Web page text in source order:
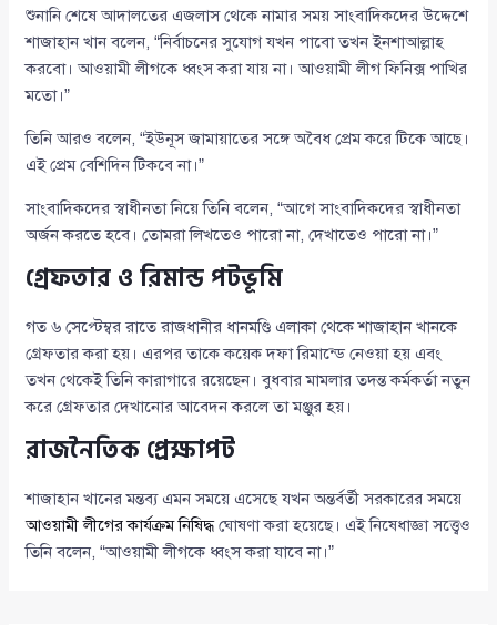
শুনানি শেষে আদালতের এজলাস থেকে নামার সময় সাংবাদিকদের উদ্দেশে
শাজাহান খান বলেন, “নির্বাচনের সুযোগ যখন পাবো তখন ইনশাআল্লাহ
করবো। আওয়ামী লীগকে ধ্বংস করা যায় না। আওয়ামী লীগ ফিনিক্স পাখির
মতো।”
তিনি আরও বলেন, “ইউনূস জামায়াতের সঙ্গে অবৈধ প্রেম করে টিকে আছে।
এই প্রেম বেশিদিন টিকবে না।”
সাংবাদিকদের স্বাধীনতা নিয়ে তিনি বলেন, “আগে সাংবাদিকদের স্বাধীনতা
অর্জন করতে হবে। তোমরা লিখতেও পারো না, দেখাতেও পারো না।”
গ্রেফতার ও রিমান্ড পটভূমি
গত ৬ সেপ্টেম্বর রাতে রাজধানীর ধানমণ্ডি এলাকা থেকে শাজাহান খানকে
গ্রেফতার করা হয়। এরপর তাকে কয়েক দফা রিমান্ডে নেওয়া হয় এবং
তখন থেকেই তিনি কারাগারে রয়েছেন। বুধবার মামলার তদন্ত কর্মকর্তা নতুন
করে গ্রেফতার দেখানোর আবেদন করলে তা মঞ্জুর হয়।
রাজনৈতিক প্রেক্ষাপট
শাজাহান খানের মন্তব্য এমন সময়ে এসেছে যখন অন্তর্বর্তী সরকারের সময়ে
আওয়ামী লীগের কার্যক্রম নিষিদ্ধঘোষণা করা হয়েছে। এই নিষেধাজ্ঞা সত্ত্বেও
তিনি বলেন, “আওয়ামী লীগকে ধ্বংস করা যাবে না।”